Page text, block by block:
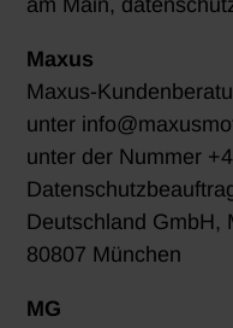
am Main,
Maxus
Maxus-
unter
unter der Nummer
Deutschland GmbH,
80807 München
MG